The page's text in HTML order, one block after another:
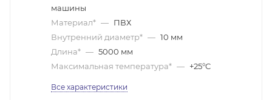
машины
Материал* — ПВХ
Внутренний диаметр* — 10 мм
Длина* — 5000 мм
Максимальная температура* — +25°C
Все характеристики